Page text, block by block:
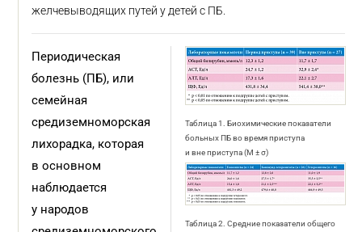
желчевыводящих путей у детей с ПБ.
Таблица 1. Биохимические показатели
больных ПБ во время приступа
и вне приступа (M ± σ)
Таблица 2. Средние показатели общего
Периодическая
болезнь (ПБ), или
семейная
средиземноморская
лихорадка, которая
в основном
наблюдается
у народов